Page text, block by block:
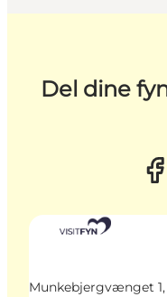
Del dine
Munkebjergvænget 1,